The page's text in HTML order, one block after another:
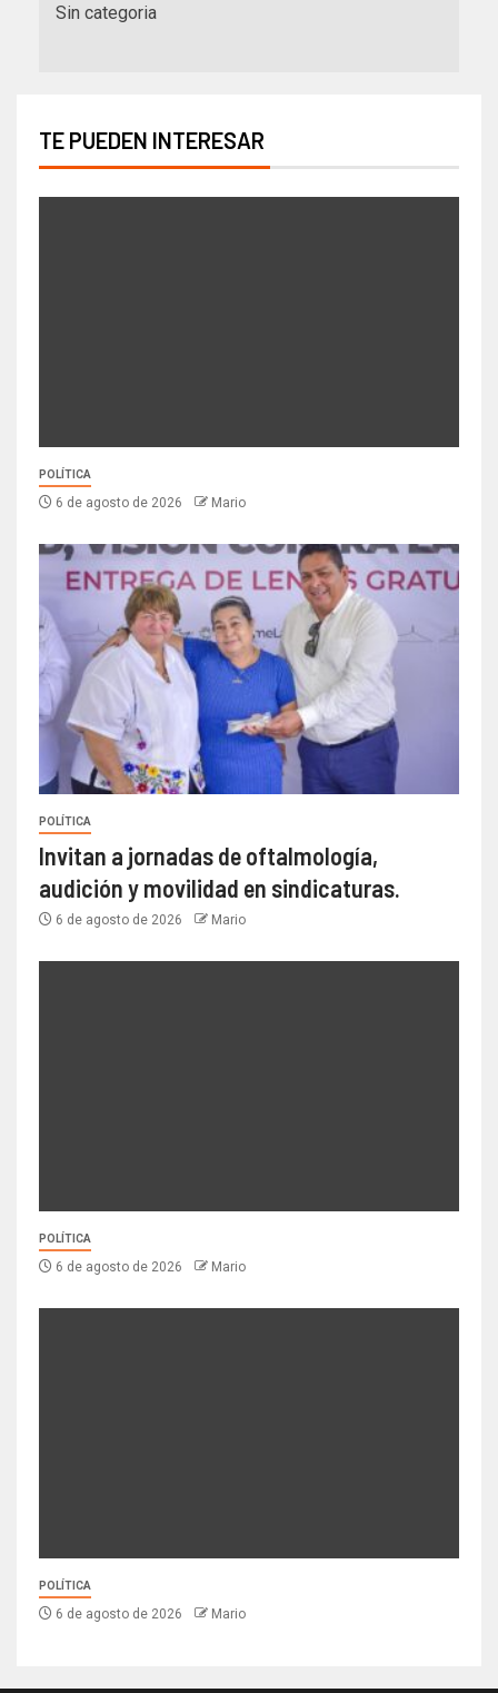
Sin categoria
TE PUEDEN INTERESAR
POLÍTICA
6 de agosto de 2026 Mario
POLÍTICA
Invitan a jornadas de oftalmología,
audición y movilidad en sindicaturas.
6 de agosto de 2026 Mario
POLÍTICA
6 de agosto de 2026 Mario
POLÍTICA
6 de agosto de 2026 Mario